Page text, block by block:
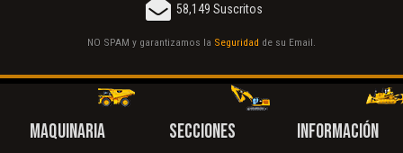
58,149 Suscritos
NO SPAM y garantizamos la Seguridad de su Email.
MAQUINARIA
SECCIONES
INFORMACIÓN